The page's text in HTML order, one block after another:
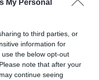
My Personal
to third parties, or
information for
the below opt-out
note that after your
continue seeing
Το Mοντέλο που
επετειακό τριήμερο των